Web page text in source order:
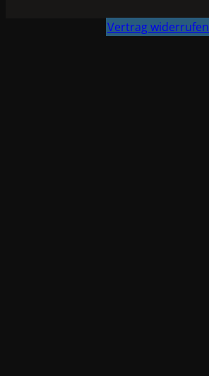
Vertrag widerrufen